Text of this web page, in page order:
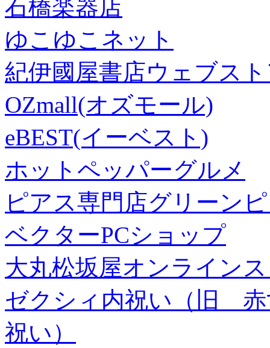
石橋楽器店
ゆこゆこネット
紀伊國屋書店ウェブス
OZmall(オズモール)
eBEST(イーベスト)
ホットペッパーグルメ
ピアス専門店グリーン
ベクターPCショップ
大丸松坂屋オンライン
ゼクシィ内祝い（旧 赤
祝い）